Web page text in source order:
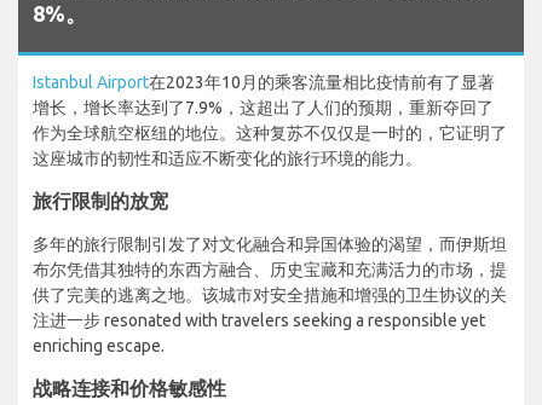
8%。
Istanbul Airport在2023年10月的乘客流量相比疫情前有了显著
增长，增长率达到了7.9%，这超出了人们的预期，重新夺回了
作为全球航空枢纽的地位。这种复苏不仅仅是一时的，它证明了
这座城市的韧性和适应不断变化的旅行环境的能力。
旅行限制的放宽
多年的旅行限制引发了对文化融合和异国体验的渴望，而伊斯坦
布尔凭借其独特的东西方融合、历史宝藏和充满活力的市场，提
供了完美的逃离之地。该城市对安全措施和增强的卫生协议的关
注进一步 resonated with travelers seeking a responsible yet
enriching escape.
战略连接和价格敏感性